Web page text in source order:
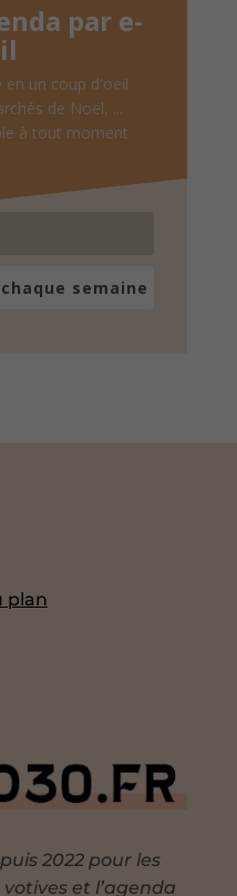
par e-
en un coup d'oeil
de Noël, ...
à tout moment
semaine
plan
2022 pour les
et l’agenda